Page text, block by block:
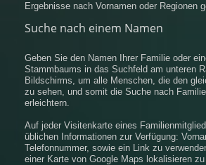
Ergebnisse nach Vornamen oder Regionen
Suche nach einem Namen
Geben Sie den Namen Ihrer Familie oder
Stammbaums in das Suchfeld am unteren
Bildschirms, um alle Menschen, die den
zu sehen, und somit die Suche nach
erleichtern.
Auf jeder Visitenkarte eines
üblichen Informationen zur Verfügung:
Telefonnummer, sowie ein Link zu
einer Karte von Google Maps lokalisieren